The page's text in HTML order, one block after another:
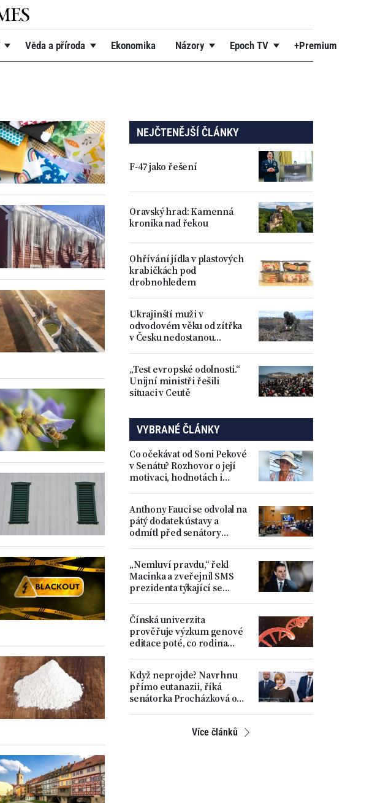
Věda a příroda Ekonomika Názory Epoch TV +Premium
NEJČTENĚJŠÍ ČLÁNKY
F-47 jako řešení
Oravský hrad: Kamenná
kronika nad řekou
Ohřívání jídla v plastových
krabičkách pod
drobnohledem
Ukrajinští muži v
odvodovém věku od zítřka
v Česku nedostanou
„Test evropské odolnosti.“
Unijní ministři řešili
situaci v Ceutě
VYBRANÉ ČLÁNKY
Co očekávat od Soni Pekové
v Senátu? Rozhovor o její
motivaci, hodnotách i
Anthony Fauci se odvolal na
pátý dodatek ústavy a
odmítl před senátory
„Nemluví pravdu,“ řekl
Macinka a zveřejnil SMS
prezidenta týkající se
ministrem. Pavel považuje
věc za uzavřenou
Čínská univerzita
prověřuje výzkum genové
editace poté, co rodina
Když neprojde? Navrhnu
přímo eutanazii, říká
senátorka Procházková o
Více článků